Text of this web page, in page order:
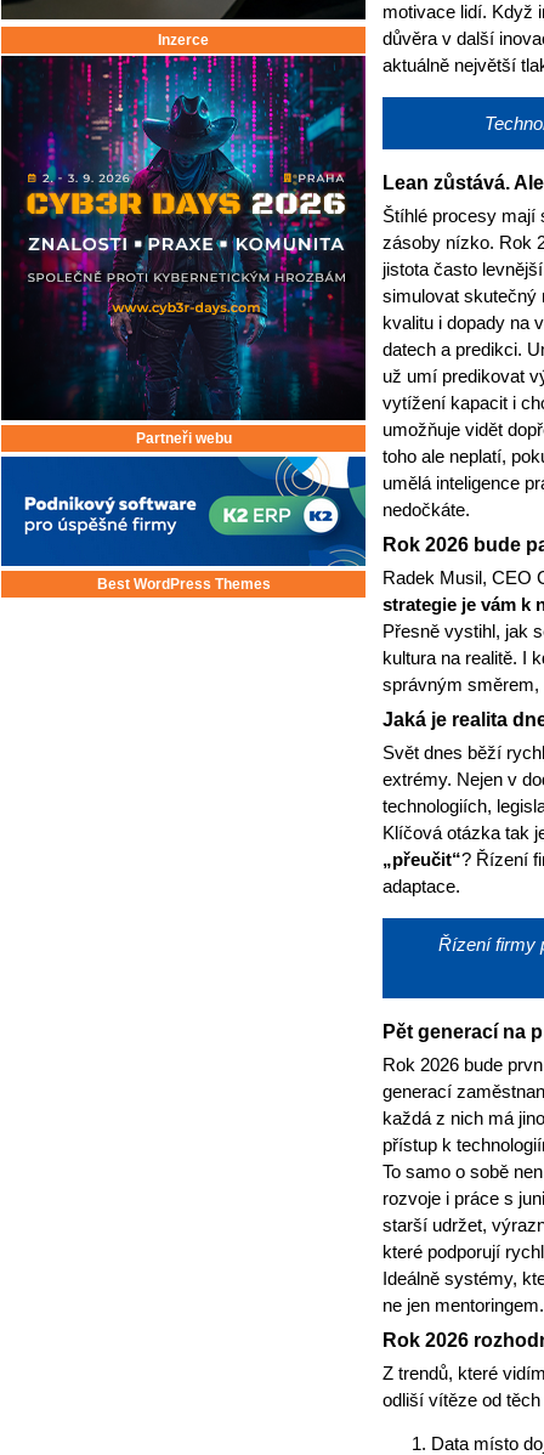
Inzerce
Partneři webu
Best WordPress Themes
motivace lidí. Když
důvěra v další
aktuálně největší
Lean zůstává.
Štíhlé procesy mají
zásoby nízko. Rok
jistota často
simulovat skutečný
kvalitu i dopady na
datech a predikci.
už umí predikovat
vytížení kapacit i
umožňuje vidět
toho ale neplatí,
umělá inteligence
nedočkáte.
Rok 2026 bude
Radek Musil, CEO
strategie je vám k
Přesně vystihl, jak
kultura na realitě. I
správným směrem,
Jaká je realita
Svět dnes běží
extrémy. Nejen v
technologiích,
Klíčová otázka tak
„přeučit“? Řízení
adaptace.
Řízení firmy
Pět generací na
Rok 2026 bude
generací
každá z nich má
přístup k
To samo o sobě
rozvoje i práce s
starší udržet,
které podporují
Ideálně systémy,
ne jen mentoringem.
Rok 2026
Z trendů, které
odliší vítěze od
Data místo